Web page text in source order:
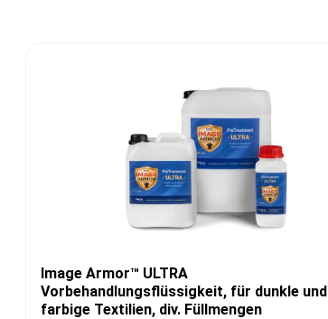
Image Armor™ ULTRA
Vorbehandlungsflüssigkeit, für dunkle und
farbige Textilien, div. Füllmengen